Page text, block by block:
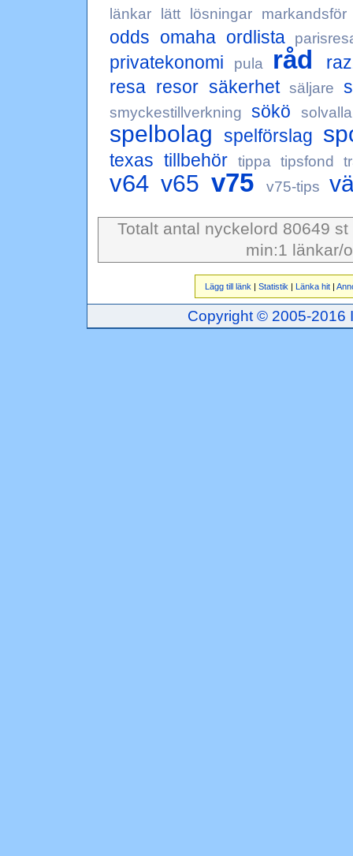
länkar
lätt lösningar markandsför
odds omaha ordlista
privatekonomi pula råd
resa resor säkerhet säljare
smyckestillverkning sökö solvalla
spelbolag spelförslag
texas tillbehör tippa tipsfond
v64 v65 v75 v75-tips
Totalt antal nyckelord 80649
min:1 länkar/
Lägg till länk | Statistik | Länka hit|
Copyright © 2005-2016